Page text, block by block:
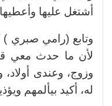
أشتغل عليها
وتابع (رامي صبري )
لأن ما حدث معي
وزوج، وعندى
له، أكيد بيألمهم